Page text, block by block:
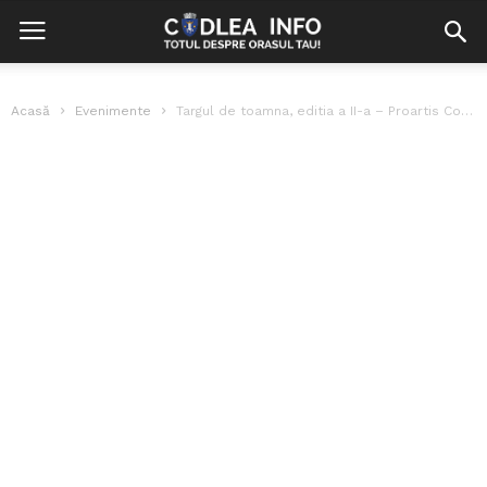
Acasă Evenimente Targul de toamna, editia a II-a – Proartis Codlea